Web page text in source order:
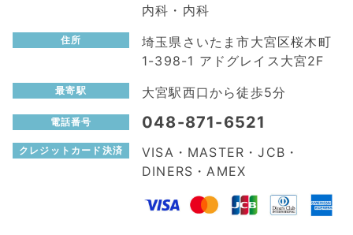
内科・内科
住所
埼玉県さいたま市大宮区桜木町
1-398-1 アドグレイス大宮2F
最寄駅 大宮駅西口から徒歩5分
電話番号 048-871-6521
クレジットカード決済
VISA・MASTER・JCB・
DINERS・AMEX